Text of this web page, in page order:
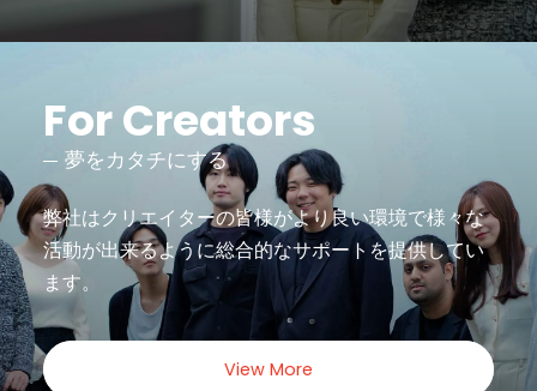
For Creators
夢をカタチにする
弊社はクリエイターの皆様がより良い環境で様々な
活動が出来るように総合的なサポートを提供してい
ます。
View More